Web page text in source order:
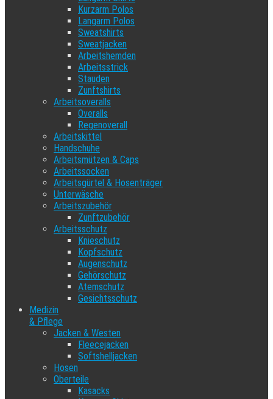
Kurzarm Polos
Langarm Polos
Sweatshirts
Sweatjacken
Arbeitshemden
Arbeitsstrick
Stauden
Zunftshirts
Arbeitsoveralls
Overalls
Regenoverall
Arbeitskittel
Handschuhe
Arbeitsmützen & Caps
Arbeitssocken
Arbeitsgürtel & Hosenträger
Unterwäsche
Arbeitszubehör
Zunftzubehör
Arbeitsschutz
Knieschutz
Kopfschutz
Augenschutz
Gehörschutz
Atemschutz
Gesichtsschutz
Medizin
& Pflege
Jacken & Westen
Fleecejacken
Softshelljacken
Hosen
Oberteile
Kasacks